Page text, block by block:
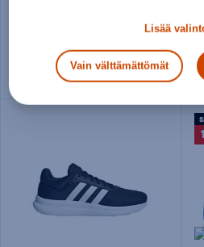
30pv alin hinta: 45€
Useita kokoja
Lisää
Vain välttämättömät